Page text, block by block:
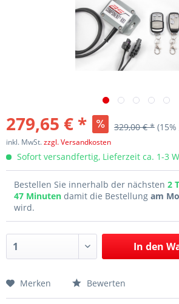
279,65 € * 329,00 € *
inkl. MwSt.zzgl. Versandkosten
Sofort versandfertig, Lieferzeit ca. 1-3
Bestellen Sie innerhalb der nächsten 2
47 Minuten damit die Bestellung am
wird.
In den
Merken Bewerten